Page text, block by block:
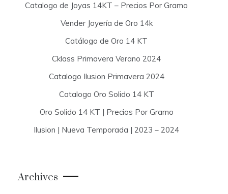
Catalogo de Joyas 14KT – Precios Por Gramo
Vender Joyería de Oro 14k
Catálogo de Oro 14 KT
Cklass Primavera Verano 2024
Catalogo Ilusion Primavera 2024
Catalogo Oro Solido 14 KT
Oro Solido 14 KT | Precios Por Gramo
Ilusion | Nueva Temporada | 2023 – 2024
Archives